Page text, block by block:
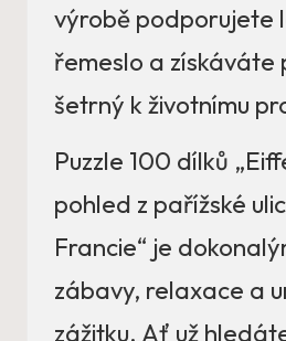
výrobě podporujete
řemeslo a získáváte
šetrný k životnímu
Puzzle 100 dílků
pohled z pařížské
Francie“ je
zábavy, relaxace a
zážitku. Ať už